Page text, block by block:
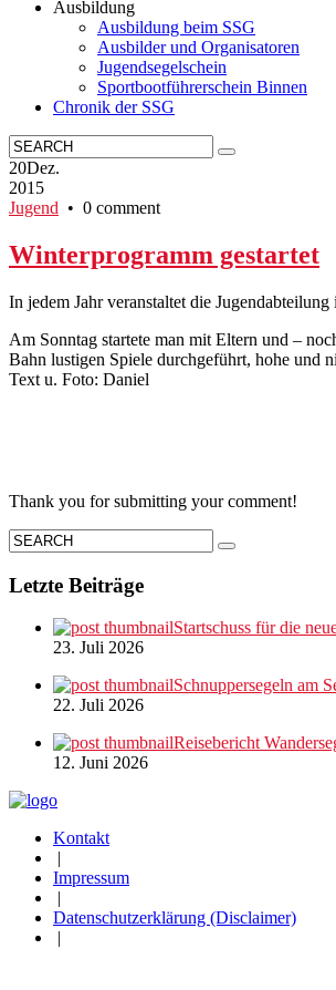
Ausbildung
Ausbildung beim SSG
Ausbilder und Organisatoren
Jugendsegelschein
Sportbootführerschein Binnen
Chronik der SSG
20Dez.
2015
Jugend • 0 comment
Winterprogramm gestartet
In jedem Jahr veranstaltet die
Am Sonntag startete man mit Eltern und –
Bahn lustigen Spiele durchgeführt, hohe und
Text u. Foto: Daniel
Thank you for submitting your comment!
Letzte Beiträge
Startschuss für die
23. Juli 2026
Schnuppersegeln am
22. Juli 2026
Reisebericht
12. Juni 2026
Kontakt
|
Impressum
|
Datenschutzerklärung (Disclaimer)
|